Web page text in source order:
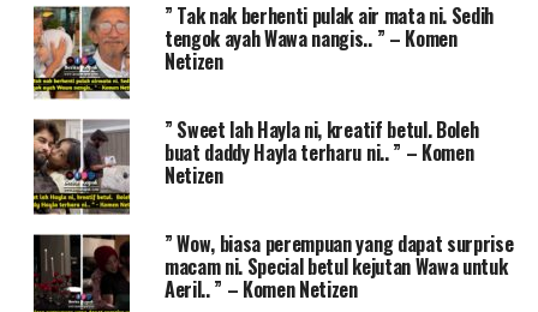
” Tak nak berhenti pulak air mata ni. Sedih
tengok ayah Wawa nangis.. ” – Komen
Netizen
” Sweet lah Hayla ni, kreatif betul. Boleh
buat daddy Hayla terharu ni.. ” – Komen
Netizen
” Wow, biasa perempuan yang dapat surprise
macam ni. Special betul kejutan Wawa untuk
Aeril.. ” – Komen Netizen